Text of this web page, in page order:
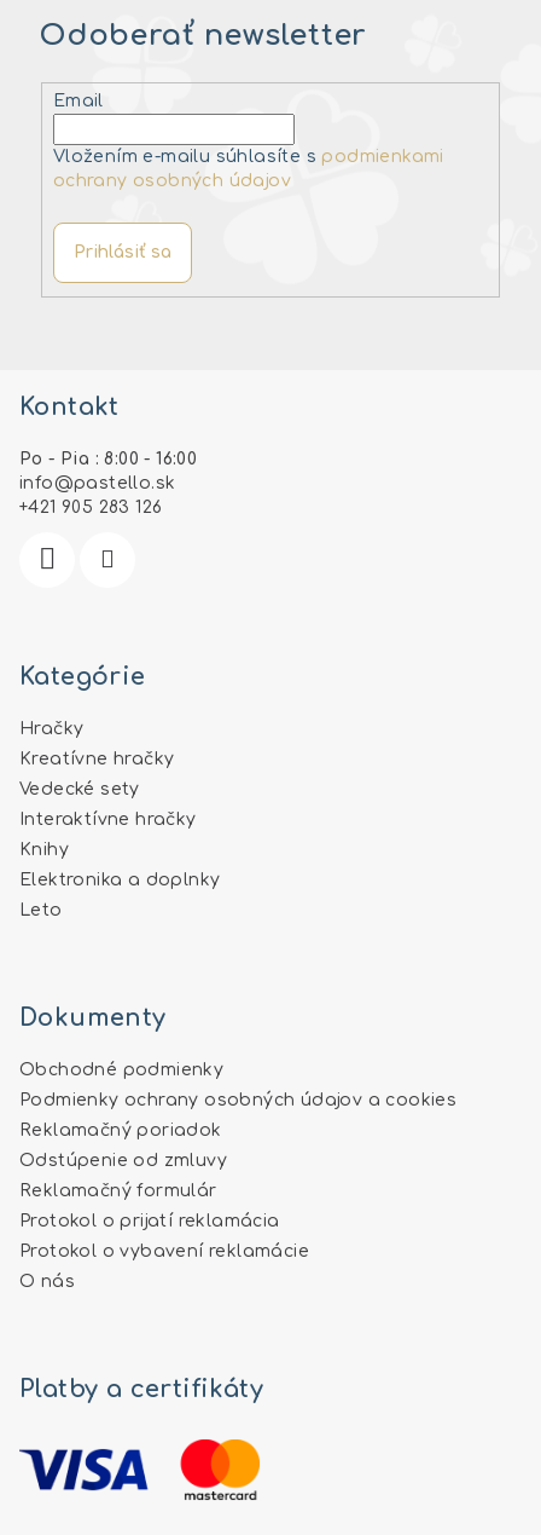
Odoberať newsletter
Email
Vložením e-mailu súhlasíte s podmienkami
ochrany osobných údajov
Prihlásiť sa
Kontakt
Po - Pia : 8:00 - 16:00
info @pastello.sk
+421 905 283 126
Kategórie
Hračky
Kreatívne hračky
Vedecké sety
Interaktívne hračky
Knihy
Elektronika a doplnky
Leto
Dokumenty
Obchodné podmienky
Podmienky ochrany osobných údajov a cookies
Reklamačný poriadok
Odstúpenie od zmluvy
Reklamačný formulár
Protokol o prijatí reklamácia
Protokol o vybavení reklamácie
O nás
Platby a certifikáty